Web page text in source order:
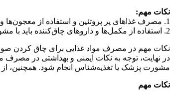
نکات مهم:
1. مصرف غذاهای پر پروتئین و استفاده از معجون‌ها و ماسک‌های طبیعی می‌تواند به چاقی صورت کمک کند.
2. استفاده از مکمل‌ها و داروهای چاق‌کننده باید با مشورت پزشک صورت گیرد تا از عوارض جانبی جلوگیری شود.
نکات مهم در مصرف مواد غذایی برای چاق کردن
در نهایت، توجه به نکات ایمنی و بهداشتی در
مشورت پزشک یا تغذیه‌شناس انجام شود. همچنین، از
نکات مهم